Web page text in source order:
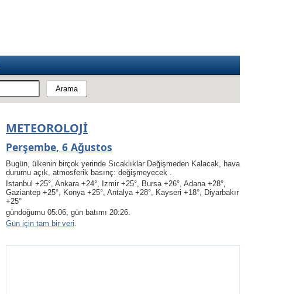
METEOROLOJI
Perşembe, 6 Ağustos
Bugün, ülkenin birçok yerinde Sıcaklıklar Değişmeden Kalacak, hava
durumu açık, atmosferik basınç: değişmeyecek .
Istanbul +25°, Ankara +24°, Izmir +25°, Bursa +26°, Adana +28°,
Gaziantep +25°, Konya +25°, Antalya +28°, Kayseri +18°, Diyarbakır
+25°
gündoğumu 05:06, gün batımı 20:26.
Gün için tam bir veri.